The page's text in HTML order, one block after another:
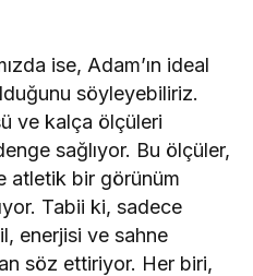
ise, Adam’ın ideal
söyleyebiliriz.
ve kalça ölçüleri
sağlıyor. Bu ölçüler,
atletik bir görünüm
Tabii ki, sadece
enerjisi ve sahne
söz ettiriyor. Her biri,